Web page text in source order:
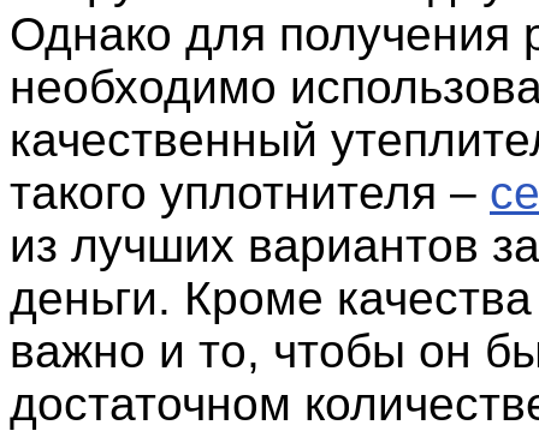
Однако для получения
необходимо
качественный
такого уплотнителя –
из лучших вариантов
деньги. Кроме
важно и то, чтобы он
достаточном